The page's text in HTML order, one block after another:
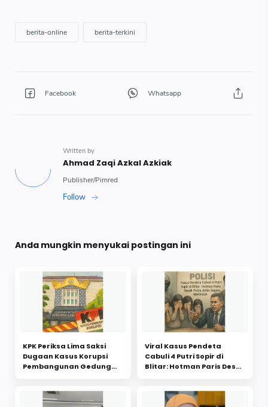
Anda mungkin menyukai postingan ini
KPK Periksa Lima Saksi
Dugaan Kasus Korupsi
Pembangunan Gedung
Viral Kasus Pendeta
Cabuli 4 Putri Sopir di
Blitar: Hotman Paris Desak